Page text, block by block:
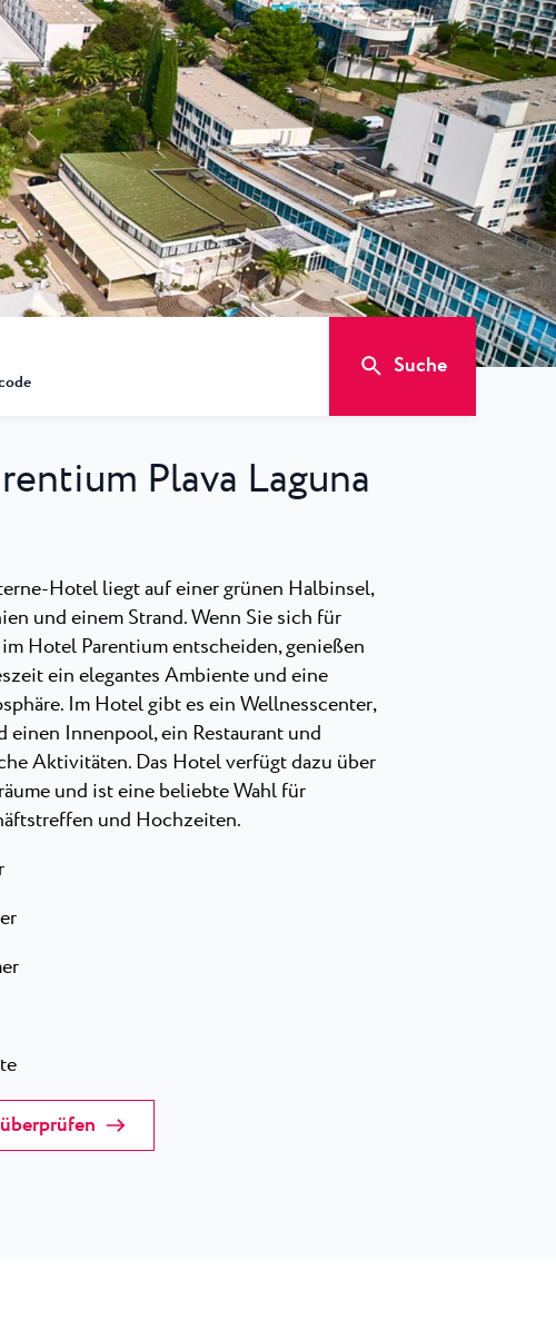
Suche
Plava Laguna
Hotel liegt auf einer grünen Halbinsel,
und einem Strand. Wenn Sie sich für
Hotel Parentium entscheiden, genießen
ein elegantes Ambiente und eine
Im Hotel gibt es ein Wellnesscenter,
einen Innenpool, ein Restaurant und
Aktivitäten. Das Hotel verfügt dazu über
und ist eine beliebte Wahl für
und Hochzeiten.